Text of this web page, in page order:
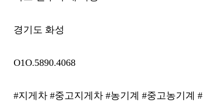
경기도 화성
O1O.5890.4068
#지게차 #중고지게차 #농기계 #중고농기계 #